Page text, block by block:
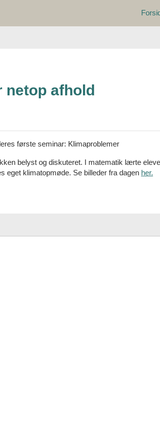
netop afhold
første seminar: Klimaproblemer
belyst og diskuteret. I matematik lærte
eget klimatopmøde. Se billeder fra dagen her.